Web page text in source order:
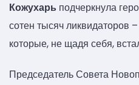
Кожухарь подчеркнула
сотен тысяч ликвидаторов
которые, не щадя себя,
Председатель Совета